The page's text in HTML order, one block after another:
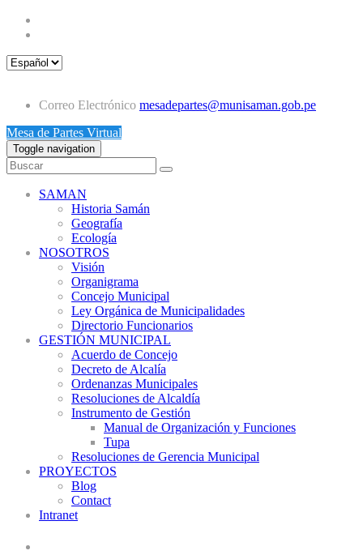
Correo Electrónico mesadepartes@munisaman.gob.pe
Mesa de Partes Virtual
Toggle navigation
SAMAN
Historia Samán
Geografía
Ecología
NOSOTROS
Visión
Organigrama
Concejo Municipal
Ley Orgánica de Municipalidades
Directorio Funcionarios
GESTIÓN MUNICIPAL
Acuerdo de Concejo
Decreto de Alcalía
Ordenanzas Municipales
Resoluciones de Alcaldía
Instrumento de Gestión
Manual de Organización y Funciones
Tupa
Resoluciones de Gerencia Municipal
PROYECTOS
Blog
Contact
Intranet